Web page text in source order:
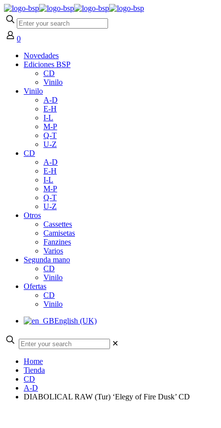
0
Novedades
Ediciones BSP
CD
Vinilo
Vinilo
A-D
E-H
I-L
M-P
Q-T
U-Z
CD
A-D
E-H
I-L
M-P
Q-T
U-Z
Otros
Cassettes
Camisetas
Fanzines
Varios
Segunda mano
CD
Vinilo
Ofertas
CD
Vinilo
English (UK)
✕
Home
Tienda
CD
A-D
DIABOLICAL RAW (Tur) ‘Elegy of Fire Dusk’ CD